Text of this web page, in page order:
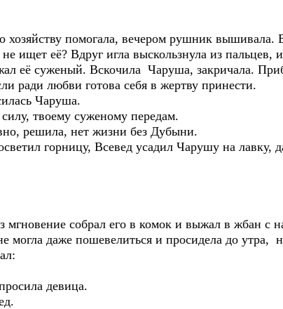
помогала, вечером рушник вышивала.
ищет её? Вдруг игла выскользнула из
её суженый. Вскочила Чаруша, закричала.
ради любви готова себя в жертву принести.
Чаруша.
твоему суженому передам.
решила, нет жизни без Дубыни.
горницу, Всевед усадил Чарушу на лавку,
мгновение собрал его в комок и выжал в жбан с
могла даже пошевелиться и просидела до утра,
девица.